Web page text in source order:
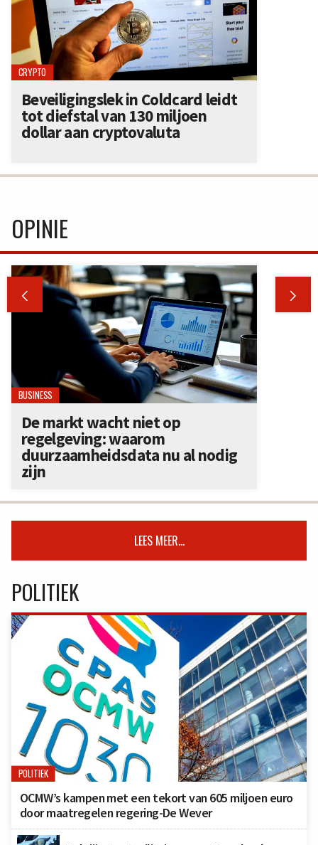
CRYPTO
Beveiligingslek in Coldcard leidt
tot diefstal van 130 miljoen
dollar aan cryptovaluta
OPINIE
 
BUSINESS
De markt wacht niet op
regelgeving: waarom
duurzaamheidsdata nu al nodig
zijn
LEES MEER...
POLITIEK
POLITIEK
OCMW’s kampen met een tekort van 605 miljoen euro
door maatregelen regering-De Wever